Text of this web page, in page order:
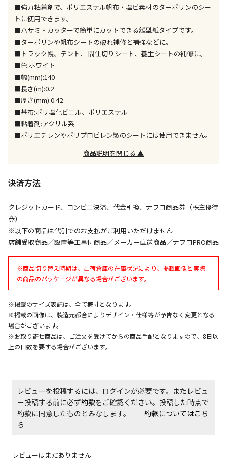
特定の店舗のみで受取ができる商品です（宅配便での
お届けができません）
※同時購入の商品は、全て同じ店舗での受取となりま
す
委託業者によりお届けする商品です
※ほか商品との同時購入はできません。お手数です
が、ご購入手続きを分けてお買い求めください
※支払い方法の代金引換は選択できません。
※電話注文はできません。
宅配のみでお届けする商品です（店舗受取は選択でき
ません）
同時購入が可能です
ため、通常よりお時間をいただく場合がございます。
また、日曜・祝日や年末年始などの長期休業期間中
お見積商品です。金額・施工日はお打ち合わせの上、
お見積商品です。金額・施工日はお打ち合わせの上、
決定となります。
生する場合がございます。
■強力粘着剤で、ポリエステル帆布・塩ビ素材のターポリンのシー
トに使用できます。
■ハサミ・カッターで簡単にカットできる離型紙タイプです。
■ターポリンや帆布シートの破れ補修と補強などに。
■トラック幌、テント、 間仕切りシート、養生シートの補修に。
■色:ホワイト
■幅(mm):140
■長さ(m):0.2
■厚さ(mm):0.42
■基布:ポリ塩化ビニル、ポリエステル
■粘着剤:アクリル系
■ポリエチレンやポリプロピレン製のシートには使用できません。
商品説明を閉じる ▲
決済方法
クレジットカード、コンビニ決済、代金引換、ナフコ商品券（株主優待
券）
※以下の商品は代引でのお支払がご利用いただけません
店舗受取商品／設置等工事付商品／メーカー直送商品／ナフコPRO商品
※商品切り替え時期は、出荷倉庫の在庫状況により、掲載画像と実際
の商品のパッケージが異なる場合がございます。
※掲載のサイズ表記は、全て概寸となります。
※掲載の画像は、製造元都合によりデザイン・仕様等が予告なく変更となる
場合がございます。
※お取り寄せ商品は、ご注文を受けてからの商品手配となりますので、8日以
上の日数を要する場合がございます。
レビューを投稿するには、ログインが必要です。またレビュ
ー投稿する前に必ず約款をご確認ください。投稿した時点で
約款に同意したものとみなします。 約款についてはこち
ら
レビューはまだありません